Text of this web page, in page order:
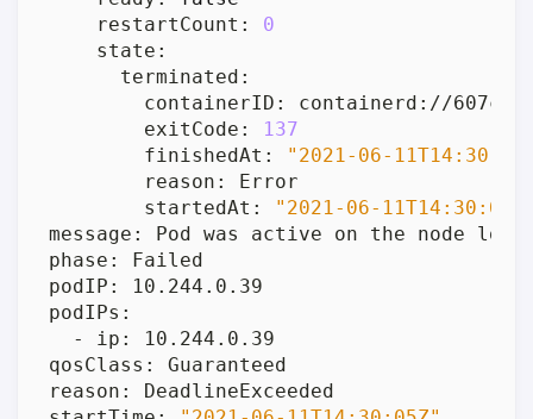
    restartCount:
0
        exitCode:
137
        finishedAt:
"2021-06-
        startedAt:
"2021-06-